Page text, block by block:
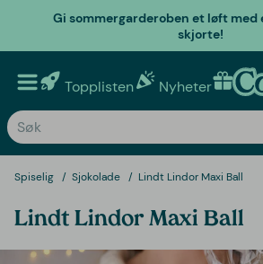
Gi sommergarderoben et løft med
skjorte!
Topplisten Nyheter
Spiselig Sjokolade Lindt Lindor Maxi Ball
Lindt Lindor Maxi Ball